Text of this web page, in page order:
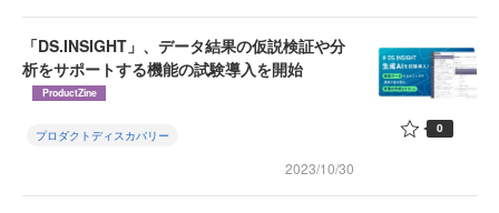
「DS.INSIGHT」、データ結果の仮説検証や分
析をサポートする機能の試験導入を開始
ProductZine
プロダクトディスカバリー
2023/10/30
0